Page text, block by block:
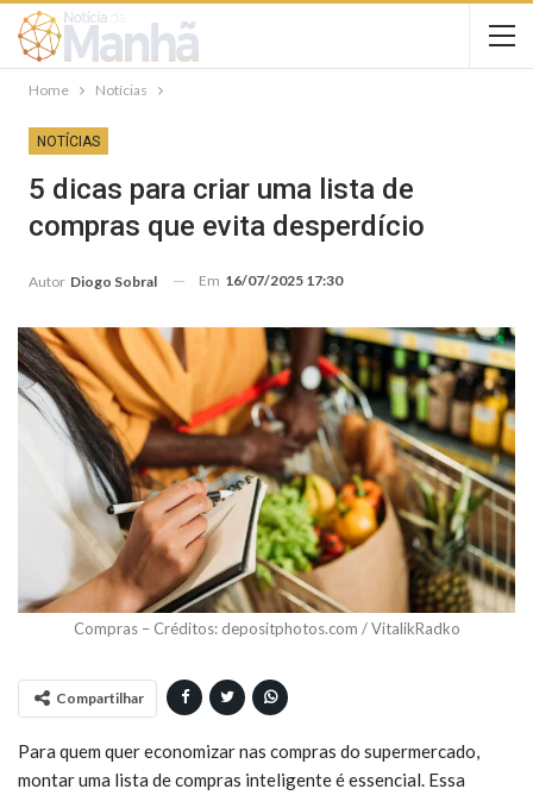
Home Notícias
NOTÍCIAS
5 dicas para criar uma lista de
compras que evita desperdício
Autor Diogo Sobral Em 16/07/2025 17:30
Compras – Créditos: depositphotos.com / VitalikRadko
Compartilhar
Para quem quer economizar nas compras do supermercado,
montar uma lista de compras inteligente é essencial. Essa